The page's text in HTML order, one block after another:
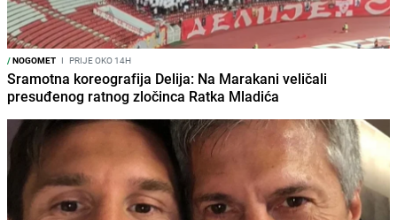
/NOGOMET I PRIJE OKO 14H
Sramotna koreografija Delija: Na Marakani veličali
presuđenog ratnog zločinca Ratka Mladića